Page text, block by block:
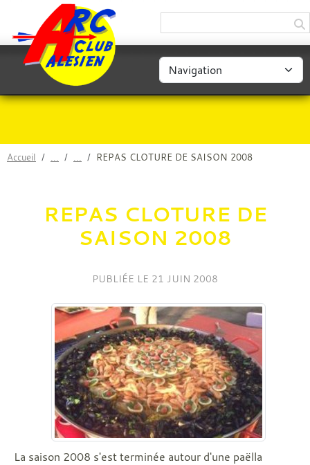
Accueil REPAS CLOTURE DE SAISON 2008
REPAS CLOTURE DE
SAISON 2008
PUBLIÉE LE 21 JUIN 2008
La saison 2008 s'est terminée autour d'une paëlla
Panneau de gestion des cookies